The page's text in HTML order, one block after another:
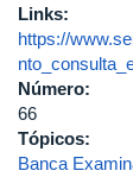
Links:
https://
Número:
66
Tópicos:
Banca